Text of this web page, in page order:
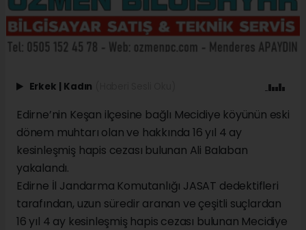
Erkek | Kadın
Edirne’nin Keşan ilçesine bağlı Mecidiye köyünün eski
dönem muhtarı olan ve hakkında 16 yıl 4 ay
kesinleşmiş hapis cezası bulunan Ali Balaban
yakalandı.
Edirne İl Jandarma Komutanlığı JASAT dedektifleri
tarafından, uzun süredir aranan ve çeşitli suçlardan
16 yıl 4 ay kesinleşmiş hapis cezası bulunan Mecidiye